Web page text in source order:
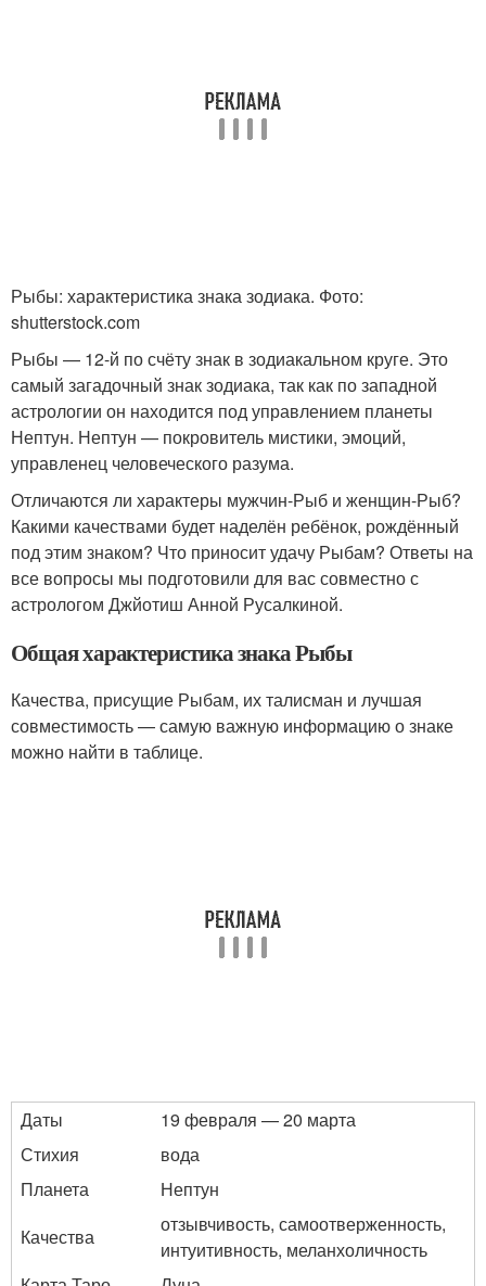
Рыбы: характеристика знака зодиака. Фото:
shutterstock.com
Рыбы — 12-й по счёту знак в зодиакальном круге. Это
самый загадочный знак зодиака, так как по западной
астрологии он находится под управлением планеты
Нептун. Нептун — покровитель мистики, эмоций,
управленец человеческого разума.
Отличаются ли характеры мужчин-Рыб и женщин-Рыб?
Какими качествами будет наделён ребёнок, рождённый
под этим знаком? Что приносит удачу Рыбам? Ответы на
все вопросы мы подготовили для вас совместно с
астрологом Джйотиш Анной Русалкиной.
Общая характеристика знака Рыбы
Качества, присущие Рыбам, их талисман и лучшая
совместимость — самую важную информацию о знаке
можно найти в таблице.
Даты
19 февраля — 20 марта
Стихия
вода
Планета
Нептун
Качества
отзывчивость, самоотверженность,
интуитивность, меланхоличность